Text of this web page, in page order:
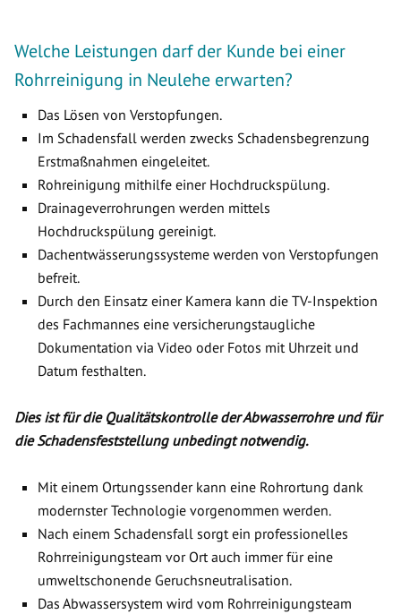
Welche Leistungen darf der Kunde bei einer
Rohrreinigung in Neulehe erwarten?
Das Lösen von Verstopfungen.
Im Schadensfall werden zwecks Schadensbegrenzung
Erstmaßnahmen eingeleitet.
Rohreinigung mithilfe einer Hochdruckspülung.
Drainageverrohrungen werden mittels
Hochdruckspülung gereinigt.
Dachentwässerungssysteme werden von Verstopfungen
befreit.
Durch den Einsatz einer Kamera kann die TV-Inspektion
des Fachmannes eine versicherungstaugliche
Dokumentation via Video oder Fotos mit Uhrzeit und
Datum festhalten.
Dies ist für die Qualitätskontrolle der Abwasserrohre und für
die Schadensfeststellung unbedingt notwendig.
Mit einem Ortungssender kann eine Rohrortung dank
modernster Technologie vorgenommen werden.
Nach einem Schadensfall sorgt ein professionelles
Rohrreinigungsteam vor Ort auch immer für eine
umweltschonende Geruchsneutralisation.
Das Abwassersystem wird vom Rohrreinigungsteam